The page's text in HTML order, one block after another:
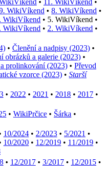
WikiVíkend • 8. WikiVíkend •
WikiVíkend • 5. WikiVíkend •
WikiVíkend • 2. WikiVíkend •
• Členění a nadpisy (2023) •
obrázků a galerie (2023) •
prolinkování (2023) • Převod
vzorce (2023) • Starší
• 2022 • 2021 • 2018 • 2017 •
• WikiPrčice • Šárka •
10/2024 • 2/2023 • 5/2021 •
10/2020 • 12/2019 • 11/2019 •
• 12/2017 • 3/2017 • 12/2015 •